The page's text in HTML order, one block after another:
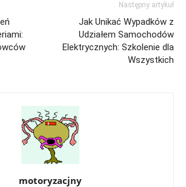
Następny artykuł
Jak Unikać Wypadków z
Udziałem Samochodów
Elektrycznych: Szkolenie dla
Wszystkich
motoryzacjny